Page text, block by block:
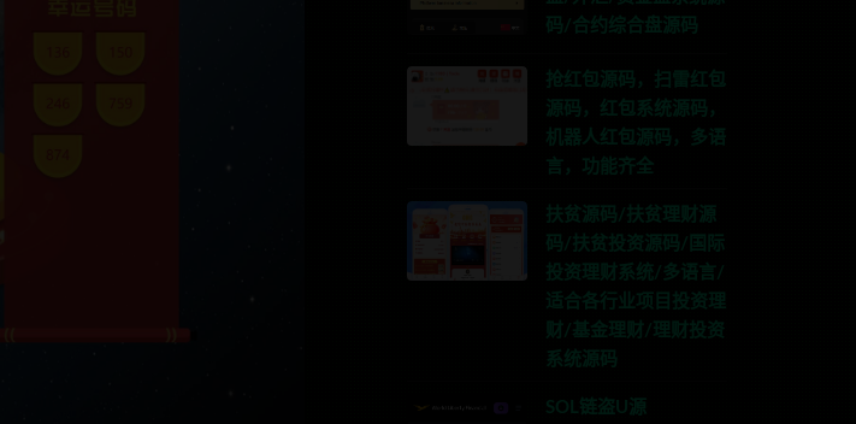
码/合约综合盘源码
抢红包源码，扫雷红包
源码，红包系统源码，
机器人红包源码，多语
言，功能齐全
扶贫源码/扶贫理财源
码/扶贫投资源码/国际
投资理财系统/多语言/
适合各行业项目投资理
财/基金理财/理财投资
系统源码
SOL链盗U源